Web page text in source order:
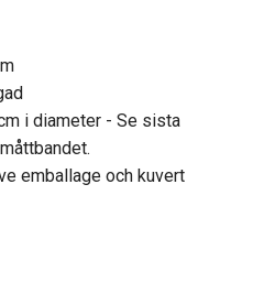
i diameter - Se sista
emballage och kuvert